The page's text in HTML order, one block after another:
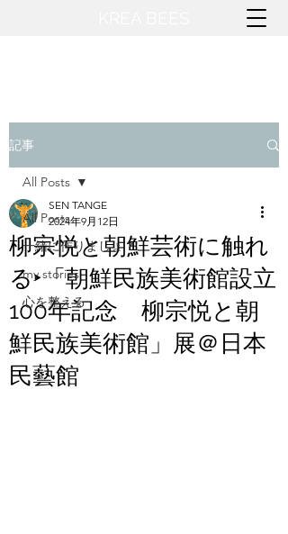
記事
All Posts
一緒に作りましょ？
my stories
心を整える
All Posts
柳宗悦と朝鮮芸術に触れ
る‣「朝鮮民族美術館設立
100年記念 柳宗悦と朝
鮮民族美術館」展＠日本
民藝館
SEN TANGE
2024年9月12日